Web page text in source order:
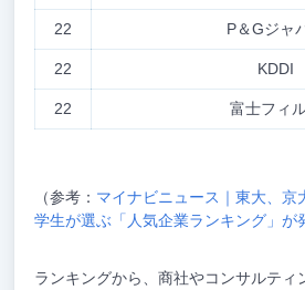
22 P＆Gジャ
22 KDDI
22 富士フィ
（参考： マイナビニュース｜東大、京
学生が選ぶ「人気企業ランキング」が
ランキングから、商社やコンサルティ